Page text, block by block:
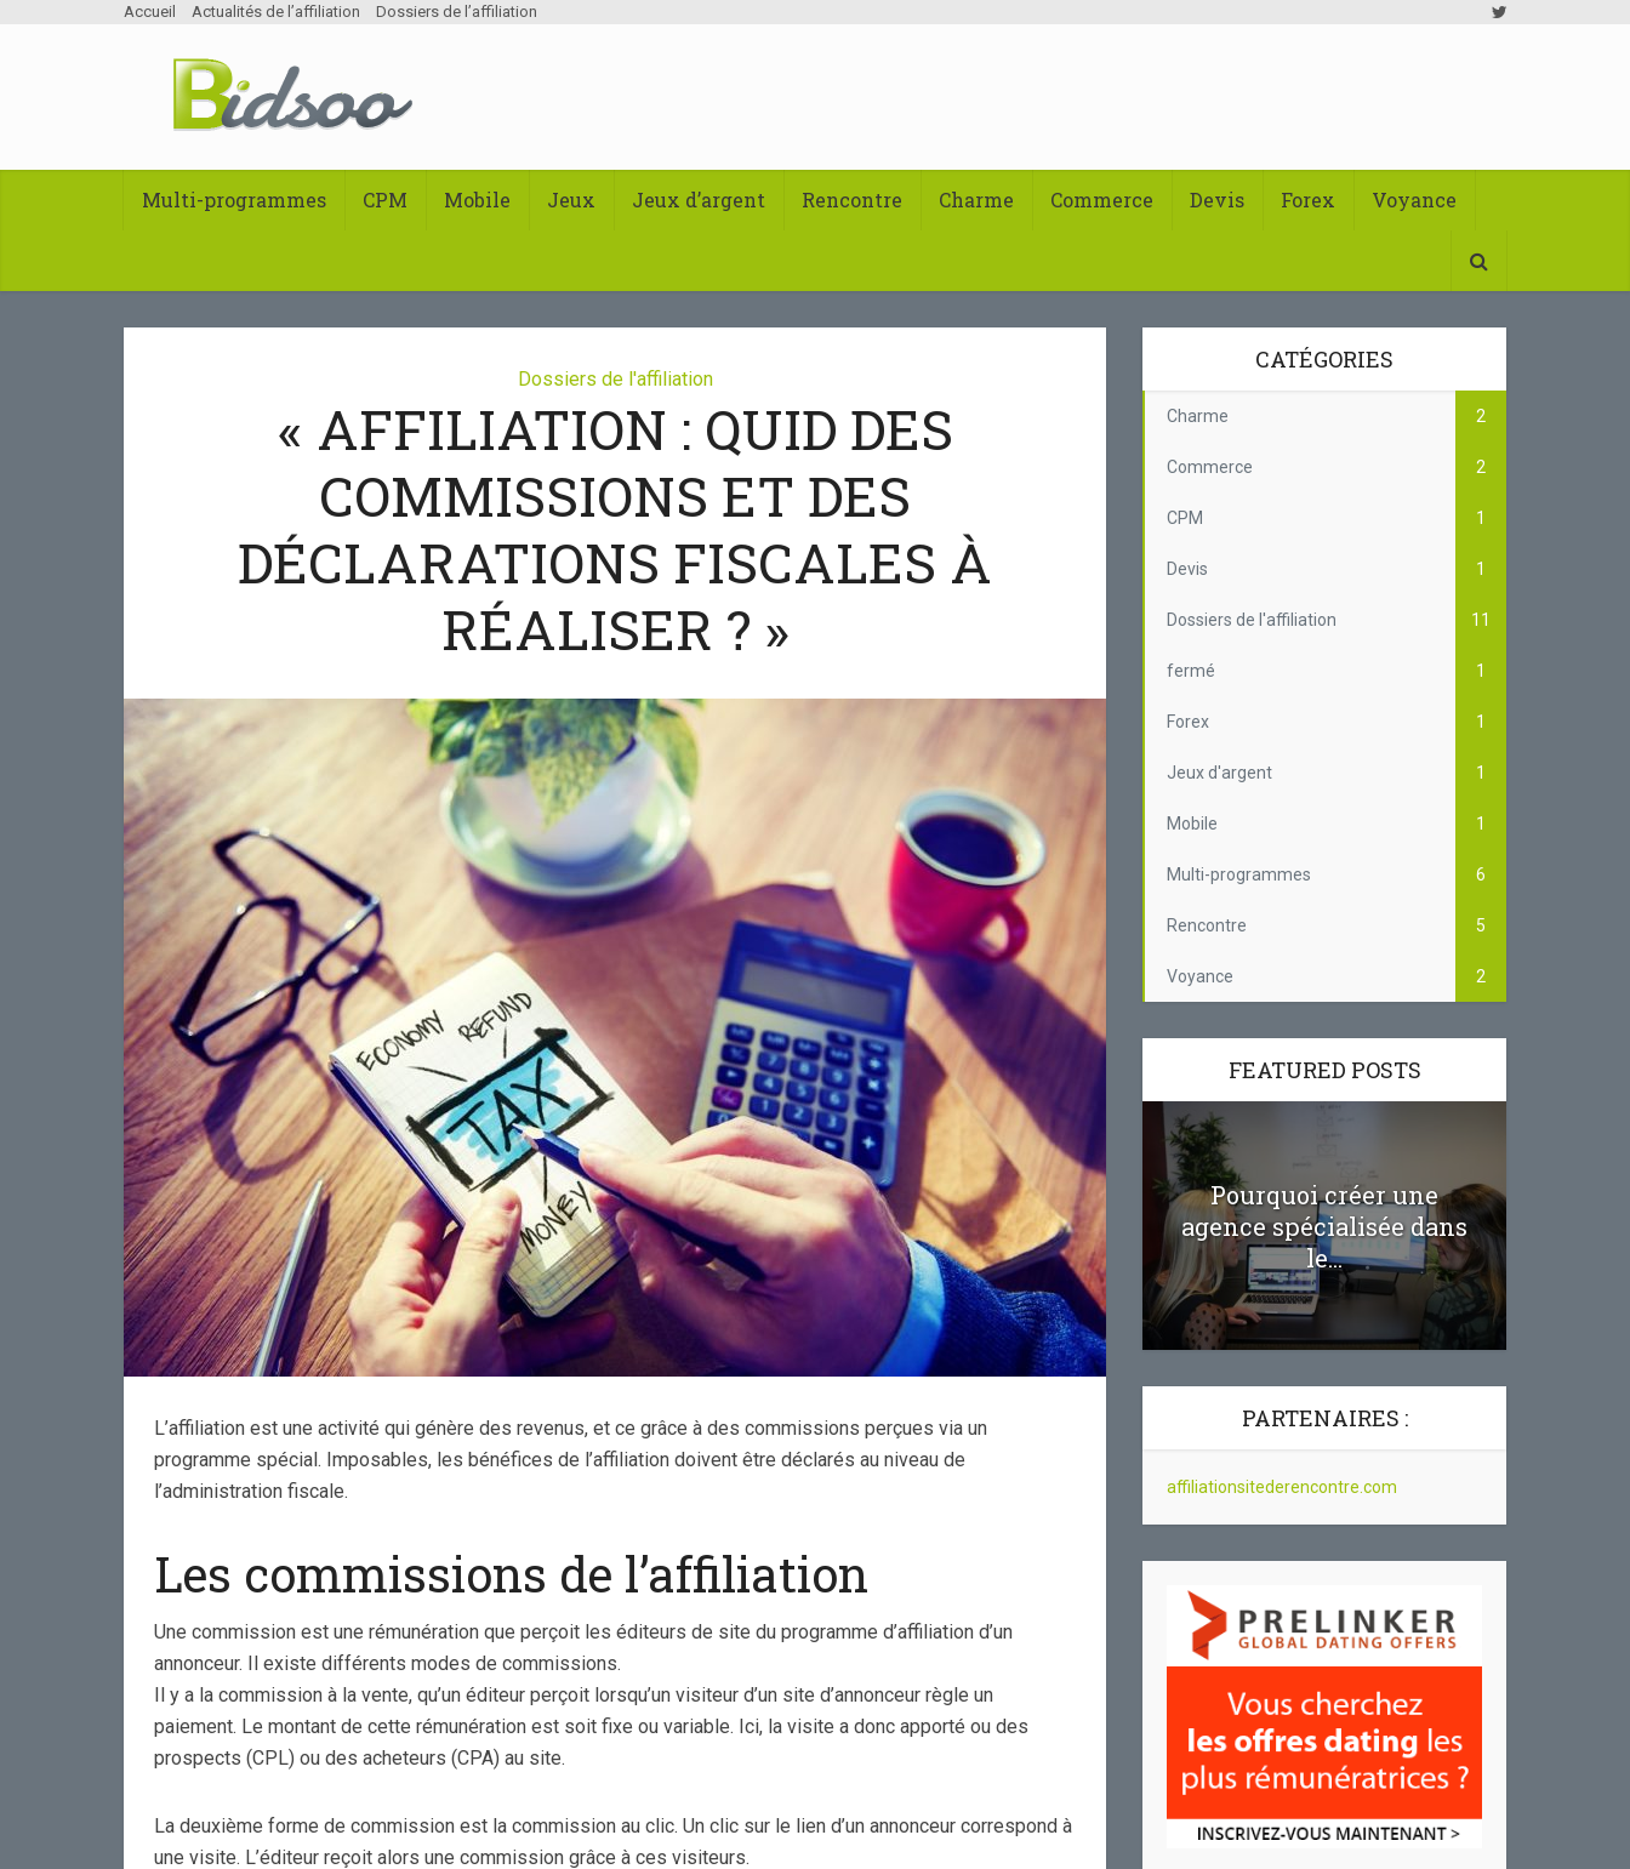
Accueil Actualités de l’affiliation Dossiers de l’affiliation
Multi-programmes CPM Mobile Jeux Jeux d’argent Rencontre Charme Commerce Devis Forex Voyance
Dossiers de l'affiliation
« AFFILIATION : QUID DES
COMMISSIONS ET DES
DÉCLARATIONS FISCALES À
RÉALISER ? »
L’affiliation est une activité qui génère des revenus, et ce grâce à des commissions perçues via un
programme spécial. Imposables, les bénéfices de l’affiliation doivent être déclarés au niveau de
l’administration fiscale.
Les commissions de l’affiliation
Une commission est une rémunération que perçoit les éditeurs de site du programme d’affiliation d’un
annonceur. Il existe différents modes de commissions.
Il y a la commission à la vente, qu’un éditeur perçoit lorsqu’un visiteur d’un site d’annonceur règle un
paiement. Le montant de cette rémunération est soit fixe ou variable. Ici, la visite a donc apporté ou des
prospects (CPL) ou des acheteurs (CPA) au site.
La deuxième forme de commission est la commission au clic. Un clic sur le lien d’un annonceur correspond à
une visite. L’éditeur reçoit alors une commission grâce à ces visiteurs.
CATÉGORIES
Charme 2
Commerce 2
CPM 1
Devis 1
Dossiers de l'affiliation 11
fermé 1
Forex 1
Jeux d'argent 1
Mobile 1
Multi-programmes 6
Rencontre 5
Voyance 2
FEATURED POSTS
Comment lancer ses
pages sur les réseaux
sociaux en...
Comment vendre un site
internet
Pourquoi créer une
agence spécialisée dans
le...
PARTENAIRES :
affiliationsitederencontre.com